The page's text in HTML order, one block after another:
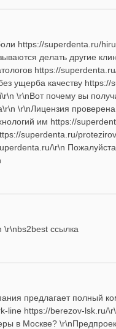
https://superdenta.ru/
делать другие
https://
ущерба качеству
\r\nВот почему вы
\r\nЛицензия
им https://
superdenta.ru/
\r\n
ссылка
предлагает полный
line https://berezov-lsk.ru/
в Москве?